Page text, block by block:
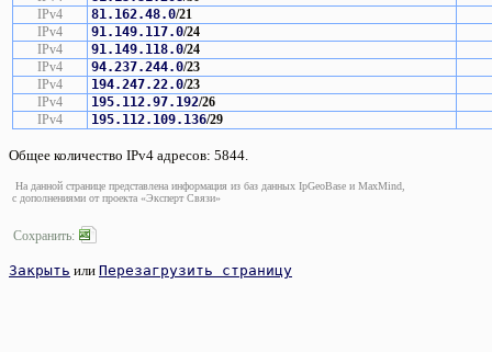
IPv4
81.162.48.0/21
IPv4
91.149.117.0/24
IPv4
91.149.118.0/24
IPv4
94.237.244.0/23
IPv4
194.247.22.0/23
IPv4
195.112.97.192/26
IPv4
195.112.109.136/29
Общее количество IPv4 адресов: 5844.
На данной странице представлена информация из баз данных IpGeoBase и MaxMind,
с дополнениями от проекта «Эксперт Связи»
Сохранить:
Закрыть или Перезагрузить страницу